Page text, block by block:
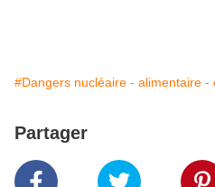
#Dangers nucléaire - alimentaire -
Partager